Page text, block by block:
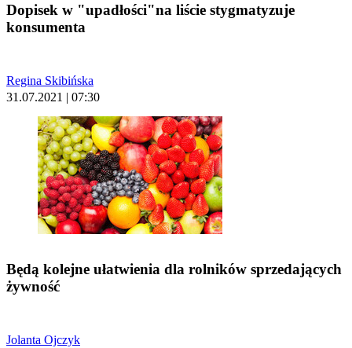
Dopisek w "upadłości"na liście stygmatyzuje
konsumenta
Regina Skibińska
31.07.2021 | 07:30
Będą kolejne ułatwienia dla rolników sprzedających
żywność
Jolanta Ojczyk